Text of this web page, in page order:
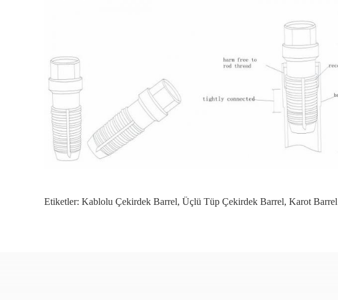
Etiketler: Kablolu Çekirdek Barrel, Üçlü Tüp Çekirdek Barrel, Karot Barrel